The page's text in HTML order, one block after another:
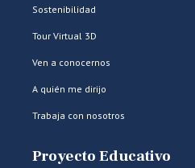
Sostenibilidad
Tour Virtual 3D
Ven a conocernos
A quién me dirijo
Trabaja con nosotros
Proyecto Educativo